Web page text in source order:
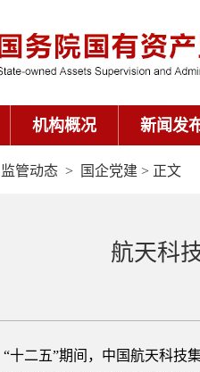
机构概况 新闻发
监管动态 > 国企党建 > 正文
航天科
二五”期间，中国航天科技集